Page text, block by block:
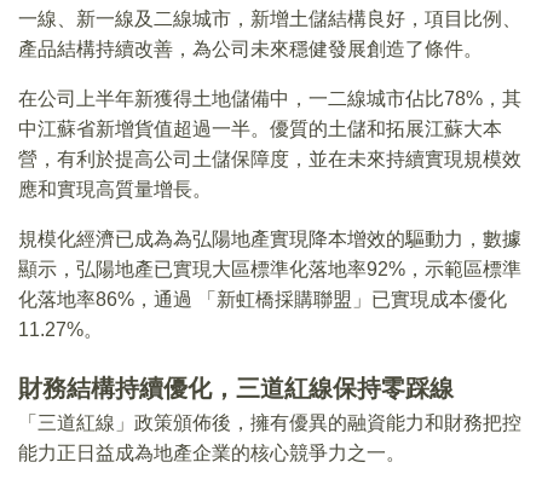
一線、新一線及二線城市，新增土儲結構良好，項目比例、
產品結構持續改善，為公司未來穩健發展創造了條件。
在公司上半年新獲得土地儲備中，一二線城市佔比78%，其
中江蘇省新增貨值超過一半。優質的土儲和拓展江蘇大本
營，有利於提高公司土儲保障度，並在未來持續實現規模效
應和實現高質量增長。
規模化經濟已成為為弘陽地產實現降本增效的驅動力，數據
顯示，弘陽地產已實現大區標準化落地率92%，示範區標準
化落地率86%，通過 「新虹橋採購聯盟」已實現成本優化
11.27%。
財務結構持續優化，三道紅線保持零踩線
「三道紅線」政策頒佈後，擁有優異的融資能力和財務把控
能力正日益成為地產企業的核心競爭力之一。